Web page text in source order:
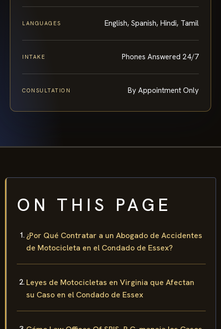
LANGUAGES English, Spanish, Hindi, Tamil
INTAKE Phones Answered 24/7
CONSULTATION By Appointment Only
ON THIS PAGE
¿Por Qué Contratar a un Abogado de Accidentes
de Motocicleta en el Condado de Essex?
Leyes de Motocicletas en Virginia que Afectan
su Caso en el Condado de Essex